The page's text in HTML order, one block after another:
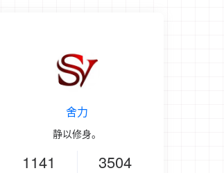
舍力
静以修身。
1141 3504